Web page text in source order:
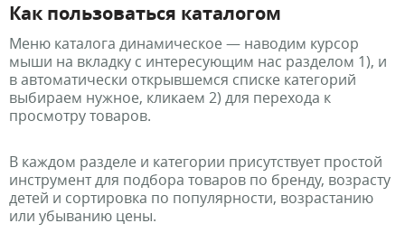
Как пользоваться каталогом
Меню каталога динамическое — наводим курсор
мыши на вкладку с интересующим нас разделом 1), и
в автоматически открывшемся списке категорий
выбираем нужное, кликаем 2) для перехода к
просмотру товаров.
В каждом разделе и категории присутствует простой
инструмент для подбора товаров по бренду, возрасту
детей и сортировка по популярности, возрастанию
или убыванию цены.